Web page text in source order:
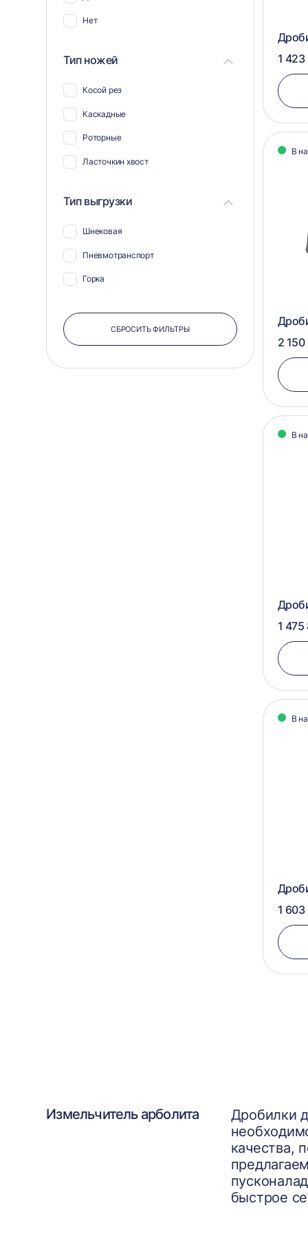
Нет
Тип ножей
Косой рез
Каскадные
Роторные
Ласточкин хвост
Тип выгрузки
Шнековая
Пневмотранспорт
Горка
СБРОСИТЬ ФИЛЬТРЫ
1
В
2 150
В
1
В
1
Измельчитель арболита
Дробилки
качества,
быстрое